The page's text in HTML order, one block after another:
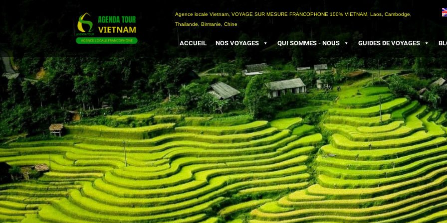
Agence locale Vietnam, VOYAGE SUR MESURE FRANCOPHONE 100% VIETNAM, Laos, Cambodge,
Thailande, Birmanie, Chine
ACCUEIL NOS VOYAGES QUI SOMMES - NOUS GUIDES DE VOYAGES